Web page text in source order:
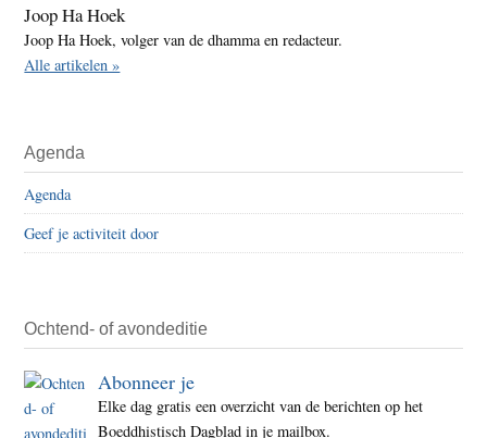
Joop Ha Hoek
Joop Ha Hoek, volger van de dhamma en redacteur.
Alle artikelen »
Agenda
Agenda
Geef je activiteit door
Ochtend- of avondeditie
Abonneer je
Elke dag gratis een overzicht van de berichten op het
Boeddhistisch Dagblad in je mailbox.